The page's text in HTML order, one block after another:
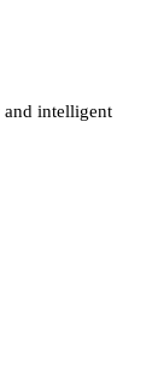
and intelligent